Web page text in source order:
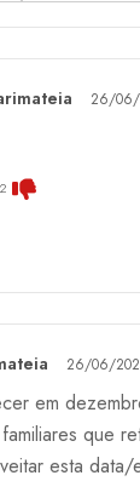
26/06/
2
26/06/
em
que
esta data/